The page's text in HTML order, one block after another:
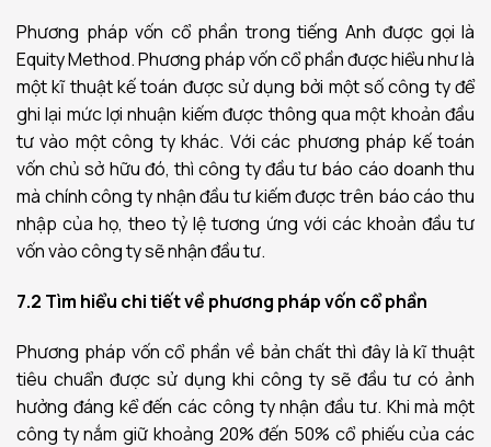
Phương pháp vốn cổ phần trong tiếng Anh được gọi là
Equity Method.Phương pháp vốn cổ phần được hiểu như là
một kĩ thuật kế toán được sử dụng bởi một số công ty để
ghi lại mức lợi nhuận kiếm được thông qua một khoản đầu
tư vào một công ty khác. Với các phương pháp kế toán
vốn chủ sở hữu đó, thì công ty đầu tư báo cáo doanh thu
mà chính công ty nhận đầu tư kiếm được trên báo cáo thu
nhập của họ, theo tỷ lệ tương ứng với các khoản đầu tư
vốn vào công ty sẽ nhận đầu tư.
7.2 Tìm hiểu chi tiết về phương pháp vốn cổ phần
Phương pháp vốn cổ phần về bản chất thì đây là kĩ thuật
tiêu chuẩn được sử dụng khi công ty sẽ đầu tư có ảnh
hưởng đáng kể đến các công ty nhận đầu tư. Khi mà một
công ty nắm giữ khoảng 20% đến 50% cổ phiếu của các